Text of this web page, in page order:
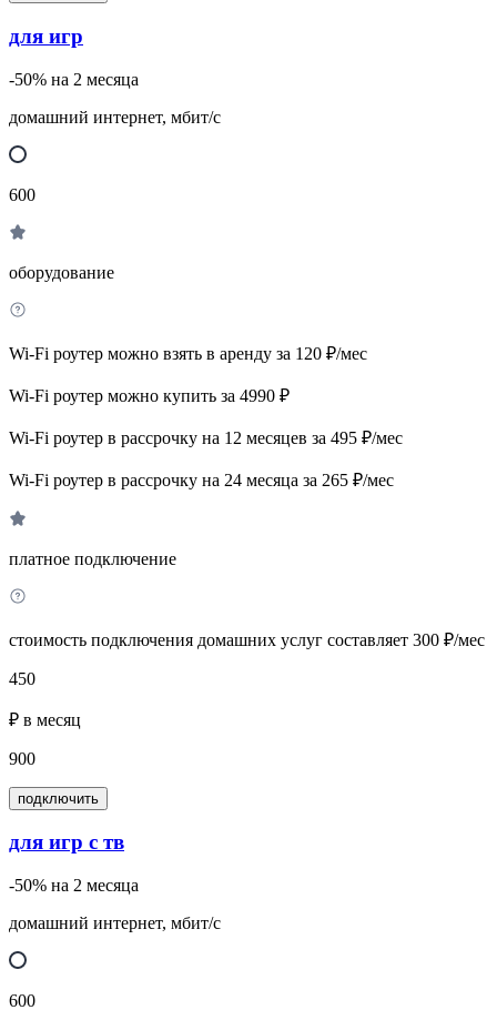
для игр
-50% на 2 месяца
домашний интернет, мбит/с
600
оборудование
Wi-Fi роутер можно взять в аренду за 120 ₽/мес
Wi-Fi роутер можно купить за 4990 ₽
Wi-Fi роутер в рассрочку на 12 месяцев за 495 ₽/мес
Wi-Fi роутер в рассрочку на 24 месяца за 265 ₽/мес
платное подключение
стоимость подключения домашних услуг составляет 300 ₽/мес
450
₽ в месяц
900
подключить
для игр с тв
-50% на 2 месяца
домашний интернет, мбит/с
600